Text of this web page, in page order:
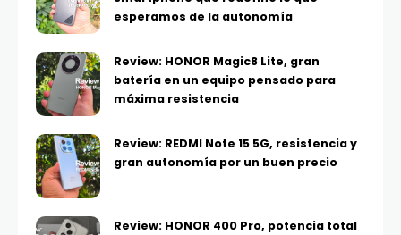
esperamos de la autonomía
Review: HONOR Magic8 Lite, gran
batería en un equipo pensado para
máxima resistencia
Review: REDMI Note 15 5G, resistencia y
gran autonomía por un buen precio
Review: HONOR 400 Pro, potencia total